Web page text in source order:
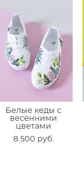
Белые кеды с
весенними
цветами
8 500 pуб.